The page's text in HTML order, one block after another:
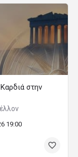
στην
19:00